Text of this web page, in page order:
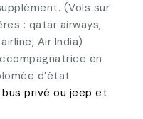
(Vols sur
: qatar airways,
Air India)
en
d’état
bus privé ou jeep et